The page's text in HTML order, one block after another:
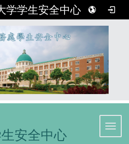
学学生安全中心
安全中心